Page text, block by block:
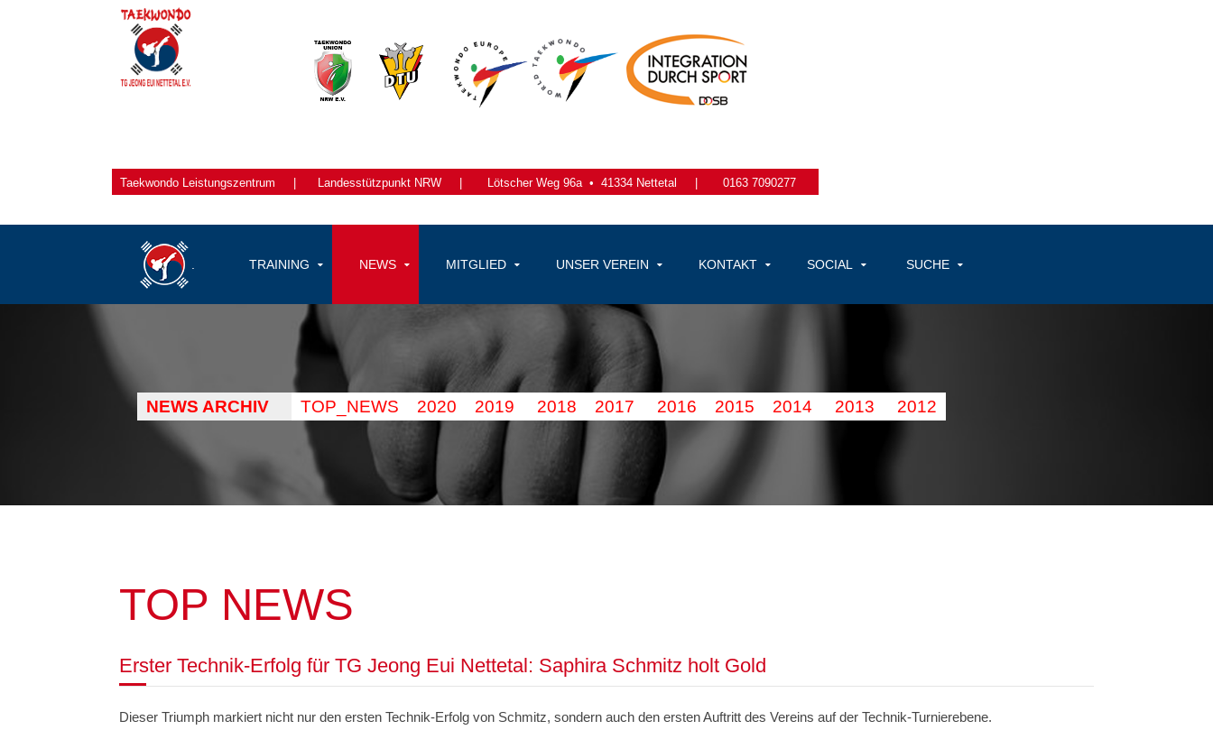
Taekwondo Leistungszentrum Landesstützpunkt NRW Lötscher Weg 96a • 41334 Nettetal 0163 7090277
TRAINING NEWS MITGLIED UNSER VEREIN KONTAKT SOCIAL SUCHE
NEWS ARCHIV TOP_NEWS 2020 2019 2018 2017 2016 2015 2014 2013 2012
TOP NEWS
Erster Technik-Erfolg für TG Jeong Eui Nettetal: Saphira Schmitz holt Gold
Dieser Triumph markiert nicht nur den ersten Technik-Erfolg von Schmitz, sondern auch den ersten Auftritt des Vereins auf der Technik-Turnierebene.